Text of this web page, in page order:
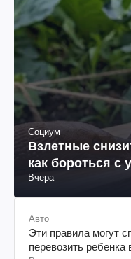
Социум
Взлетные
как бороться с
Вчера
Авто
Эти правила могут
перевозить ребенка